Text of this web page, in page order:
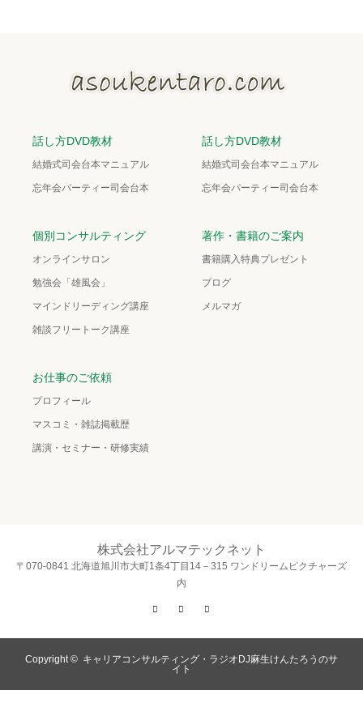
話し方DVD教材
結婚式司会台本マニュアル
忘年会パーティー司会台本
話し方DVD教材
結婚式司会台本マニュアル
忘年会パーティー司会台本
個別コンサルティング
オンラインサロン
勉強会「雄風会」
マインドリーディング講座
雑談フリートーク講座
著作・書籍のご案内
書籍購入特典プレゼント
ブログ
メルマガ
お仕事のご依頼
プロフィール
マスコミ・雑誌掲載歴
講演・セミナー・研修実績
株式会社アルマテックネット
〒070-0841 北海道旭川市大町1条4丁目14－315 ワンドリームピクチャーズ
内
Twitter
Facebook
Copyright © キャリアコンサルティング・ラジオDJ麻生けんたろうのサ
イト